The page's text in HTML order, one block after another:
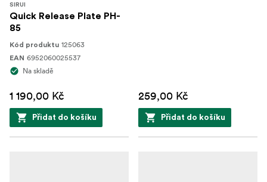
SIRUI
Quick Release Plate PH-
85
Kód produktu 125063
EAN 6952060025537
Na skladě
1 190,00 Kč
Přidat do košíku
259,00 Kč
Přidat do košíku